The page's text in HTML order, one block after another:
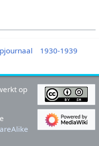
1930-1939
op